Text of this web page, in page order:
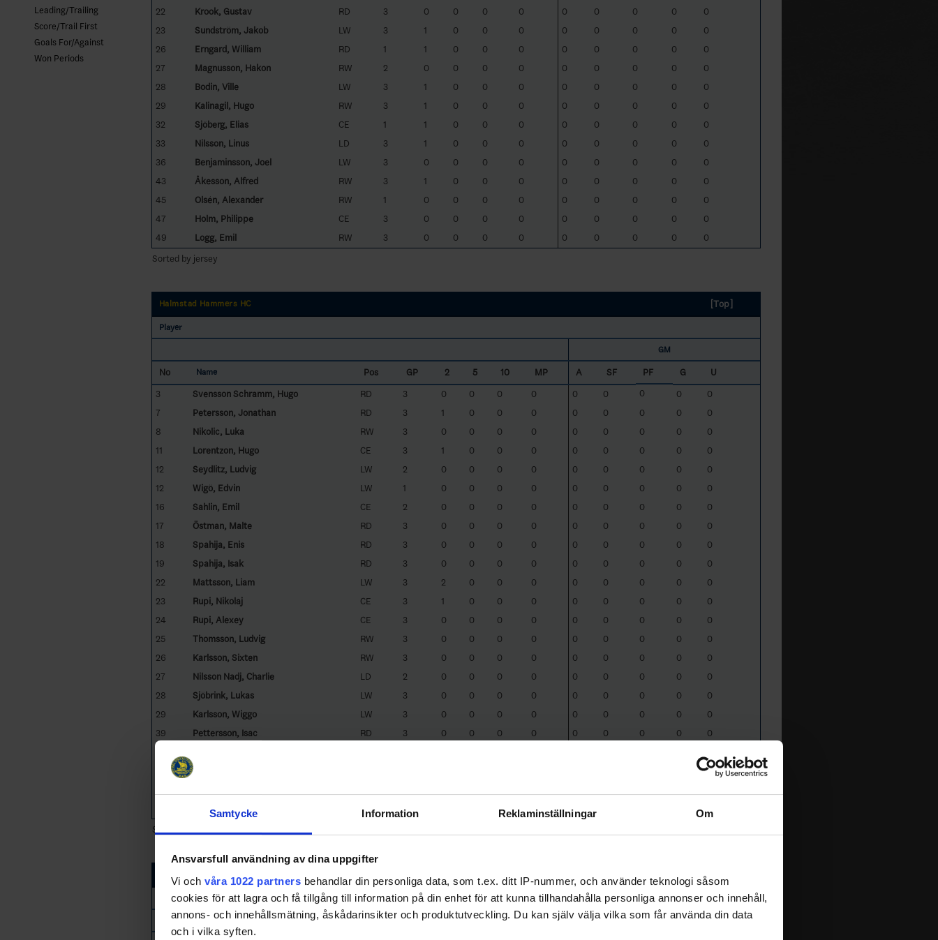
Samtycke Information Reklaminställningar Om
Ansvarsfull användning av dina uppgifter
Vi och våra 1022 partners behandlar din personliga data, som t.ex. ditt IP-nummer, och använder teknologi såsom
cookies för att lagra och få tillgång till information på din enhet för att kunna tillhandahålla personliga annonser och innehåll,
annons- och innehållsmätning, åskådarinsikter och produktutveckling. Du kan själv välja vilka som får använda din data
och i vilka syften.
Leading/Trailing
Score/Trail First
Goals For/Against
Won Periods
22
Krook, Gustav RD 3 0 0 0 0 0 0 0 0
0
23
Sundström, Jakob LW 3 1 0 0 0 0 0 0 0
0
26
Erngard, William RD 1 1 0 0 0 0 0 0 0
0
27
Magnusson, Hakon RW 2 0 0 0 0 0 0 0 0
0
28
Bodin, Ville LW 3 1 0 0 0 0 0 0 0
0
29
Kalinagil, Hugo RW 3 1 0 0 0 0 0 0 0
0
32
Sjöberg, Elias CE 1 1 0 0 0 0 0 0 0
0
33
Nilsson, Linus LD 3 1 0 0 0 0 0 0 0
0
36
Benjaminsson, Joel LW 3 0 0 0 0 0 0 0 0
0
43
Åkesson, Alfred RW 3 1 0 0 0 0 0 0 0
0
45
Olsén, Alexander RW 1 0 0 0 0 0 0 0 0
0
47
Holm, Philippe CE 3 0 0 0 0 0 0 0 0
0
49
Logg, Emil RW 3 0 0 0 0 0 0 0 0
0
Sorted by jersey
Halmstad Hammers HC [Top]
Player
GM
No Name Pos GP 2 5 10 MP A SF PF G
U
3
Svensson Schramm, Hugo RD 3 0 0 0 0 0 0 0 0
0
7
Petersson, Jonathan RD 3 1 0 0 0 0 0 0 0
0
8
Nikolic, Luka RW 3 0 0 0 0 0 0 0 0
0
11
Lorentzon, Hugo CE 3 1 0 0 0 0 0 0 0
0
12
Seydlitz, Ludvig LW 2 0 0 0 0 0 0 0 0
0
12
Wigö, Edvin LW 1 0 0 0 0 0 0 0 0
0
16
Sahlin, Emil CE 2 0 0 0 0 0 0 0 0
0
17
Östman, Malte RD 3 0 0 0 0 0 0 0 0
0
18
Spahija, Enis RD 3 0 0 0 0 0 0 0 0
0
19
Spahija, Isak RD 3 0 0 0 0 0 0 0 0
0
22
Mattsson, Liam LW 3 2 0 0 0 0 0 0 0
0
23
Rupi, Nikolaj CE 3 1 0 0 0 0 0 0 0
0
24
Rupi, Alexey CE 3 0 0 0 0 0 0 0 0
0
25
Thomsson, Ludvig RW 3 0 0 0 0 0 0 0 0
0
26
Karlsson, Sixten RW 3 0 0 0 0 0 0 0 0
0
27
Nilsson Nadj, Charlie LD 2 0 0 0 0 0 0 0 0
0
28
Sjöbrink, Lukas LW 3 0 0 0 0 0 0 0 0
0
29
Karlsson, Wiggo LW 3 0 0 0 0 0 0 0 0
0
39
Pettersson, Isac RD 3 0 0 0 0 0 0 0 0
0
Holm, Axel
0
Runsten, Adrian CE 3 0 0 0
Sorted by jersey
Helsingborg HC Ungdom
Player
GM